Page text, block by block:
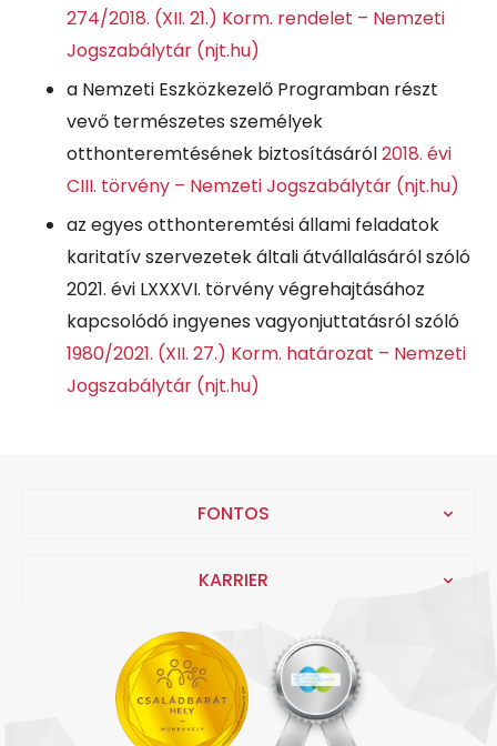
274/2018. (XII. 21.) Korm. rendelet – Nemzeti
Jogszabálytár (njt.hu)
a Nemzeti Eszközkezelő Programban részt
vevő természetes személyek
otthonteremtésének biztosításáról2018. évi
CIII. törvény – Nemzeti Jogszabálytár (njt.hu)
az egyes otthonteremtési állami feladatok
karitatív szervezetek általi átvállalásáról szóló
2021. évi LXXXVI. törvény végrehajtásához
kapcsolódó ingyenes vagyonjuttatásról szóló
1980/2021. (XII. 27.) Korm. határozat – Nemzeti
Jogszabálytár (njt.hu)
FONTOS
KARRIER